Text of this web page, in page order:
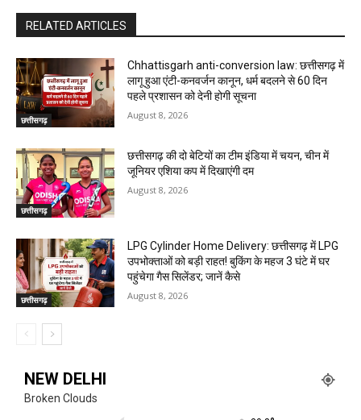
RELATED ARTICLES
छत्तीसगढ़
Chhattisgarh anti-conversion law: छत्तीसगढ़ में
लागू हुआ एंटी-कनवर्जन कानून, धर्म बदलने से 60 दिन
पहले प्रशासन को देनी होगी सूचना
August 8, 2026
छत्तीसगढ़
छत्तीसगढ़ की दो बेटियों का टीम इंडिया में चयन, चीन में
जूनियर एशिया कप में दिखाएंगी दम
August 8, 2026
छत्तीसगढ़
LPG Cylinder Home Delivery: छत्तीसगढ़ में LPG
उपभोक्ताओं को बड़ी राहत! बुकिंग के महज 3 घंटे में घर
पहुंचेगा गैस सिलेंडर; जानें कैसे
August 8, 2026
NEW DELHI
Broken Clouds